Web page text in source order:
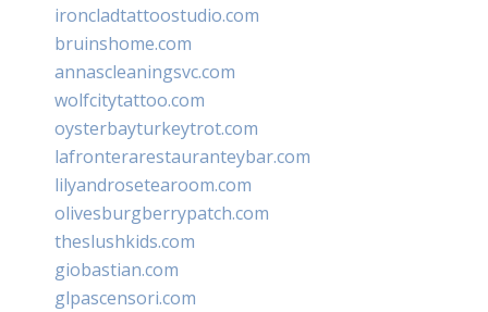
ironcladtattoostudio.com
bruinshome.com
annascleaningsvc.com
wolfcitytattoo.com
oysterbayturkeytrot.com
lafronterarestauranteybar.com
lilyandrosetearoom.com
olivesburgberrypatch.com
theslushkids.com
giobastian.com
glpascensori.com